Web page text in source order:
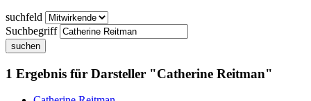
suchfeld
Suchbegriff
suchen
1 Ergebnis für Darsteller "Catherine Reitman"